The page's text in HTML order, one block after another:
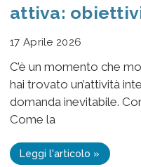
attiva:
17 Aprile 2026
C’è un momento che
hai trovato un’attività
domanda inevitabile.
Come la
Leggi l'articolo »